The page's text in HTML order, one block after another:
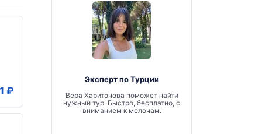
₽
Эксперт по Турции
Вера Харитонова поможет найти
нужный тур. Быстро, бесплатно, с
вниманием к мелочам.